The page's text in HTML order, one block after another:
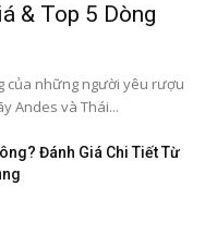
& Top 5 Dòng
của những người yêu rượu
Andes và Thái...
Đánh Giá Chi Tiết Từ